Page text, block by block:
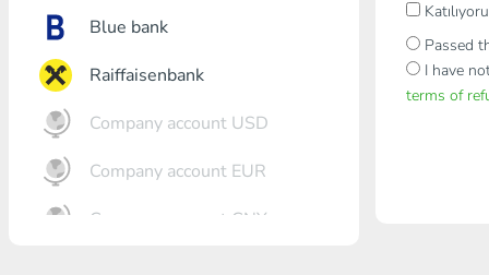
Blue bank
Raiffaisenbank
Company account USD
Company account EUR
Company account CNY
Passed
I have
terms of